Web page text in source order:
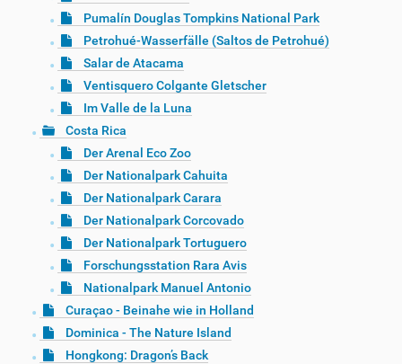
Pumalín Douglas Tompkins National Park
Petrohué-Wasserfälle (Saltos de Petrohué)
Salar de Atacama
Ventisquero Colgante Gletscher
Im Valle de la Luna
Costa Rica
Der Arenal Eco Zoo
Der Nationalpark Cahuita
Der Nationalpark Carara
Der Nationalpark Corcovado
Der Nationalpark Tortuguero
Forschungsstation Rara Avis
Nationalpark Manuel Antonio
Curaçao - Beinahe wie in Holland
Dominica - The Nature Island
Hongkong: Dragon’s Back